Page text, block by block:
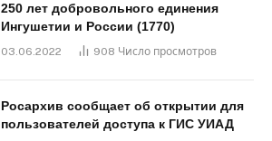
250 лет добровольного единения
Ингушетии и России (1770)
03.06.2022 908 Число просмотров
Росархив сообщает об открытии для
пользователей доступа к ГИС УИАД